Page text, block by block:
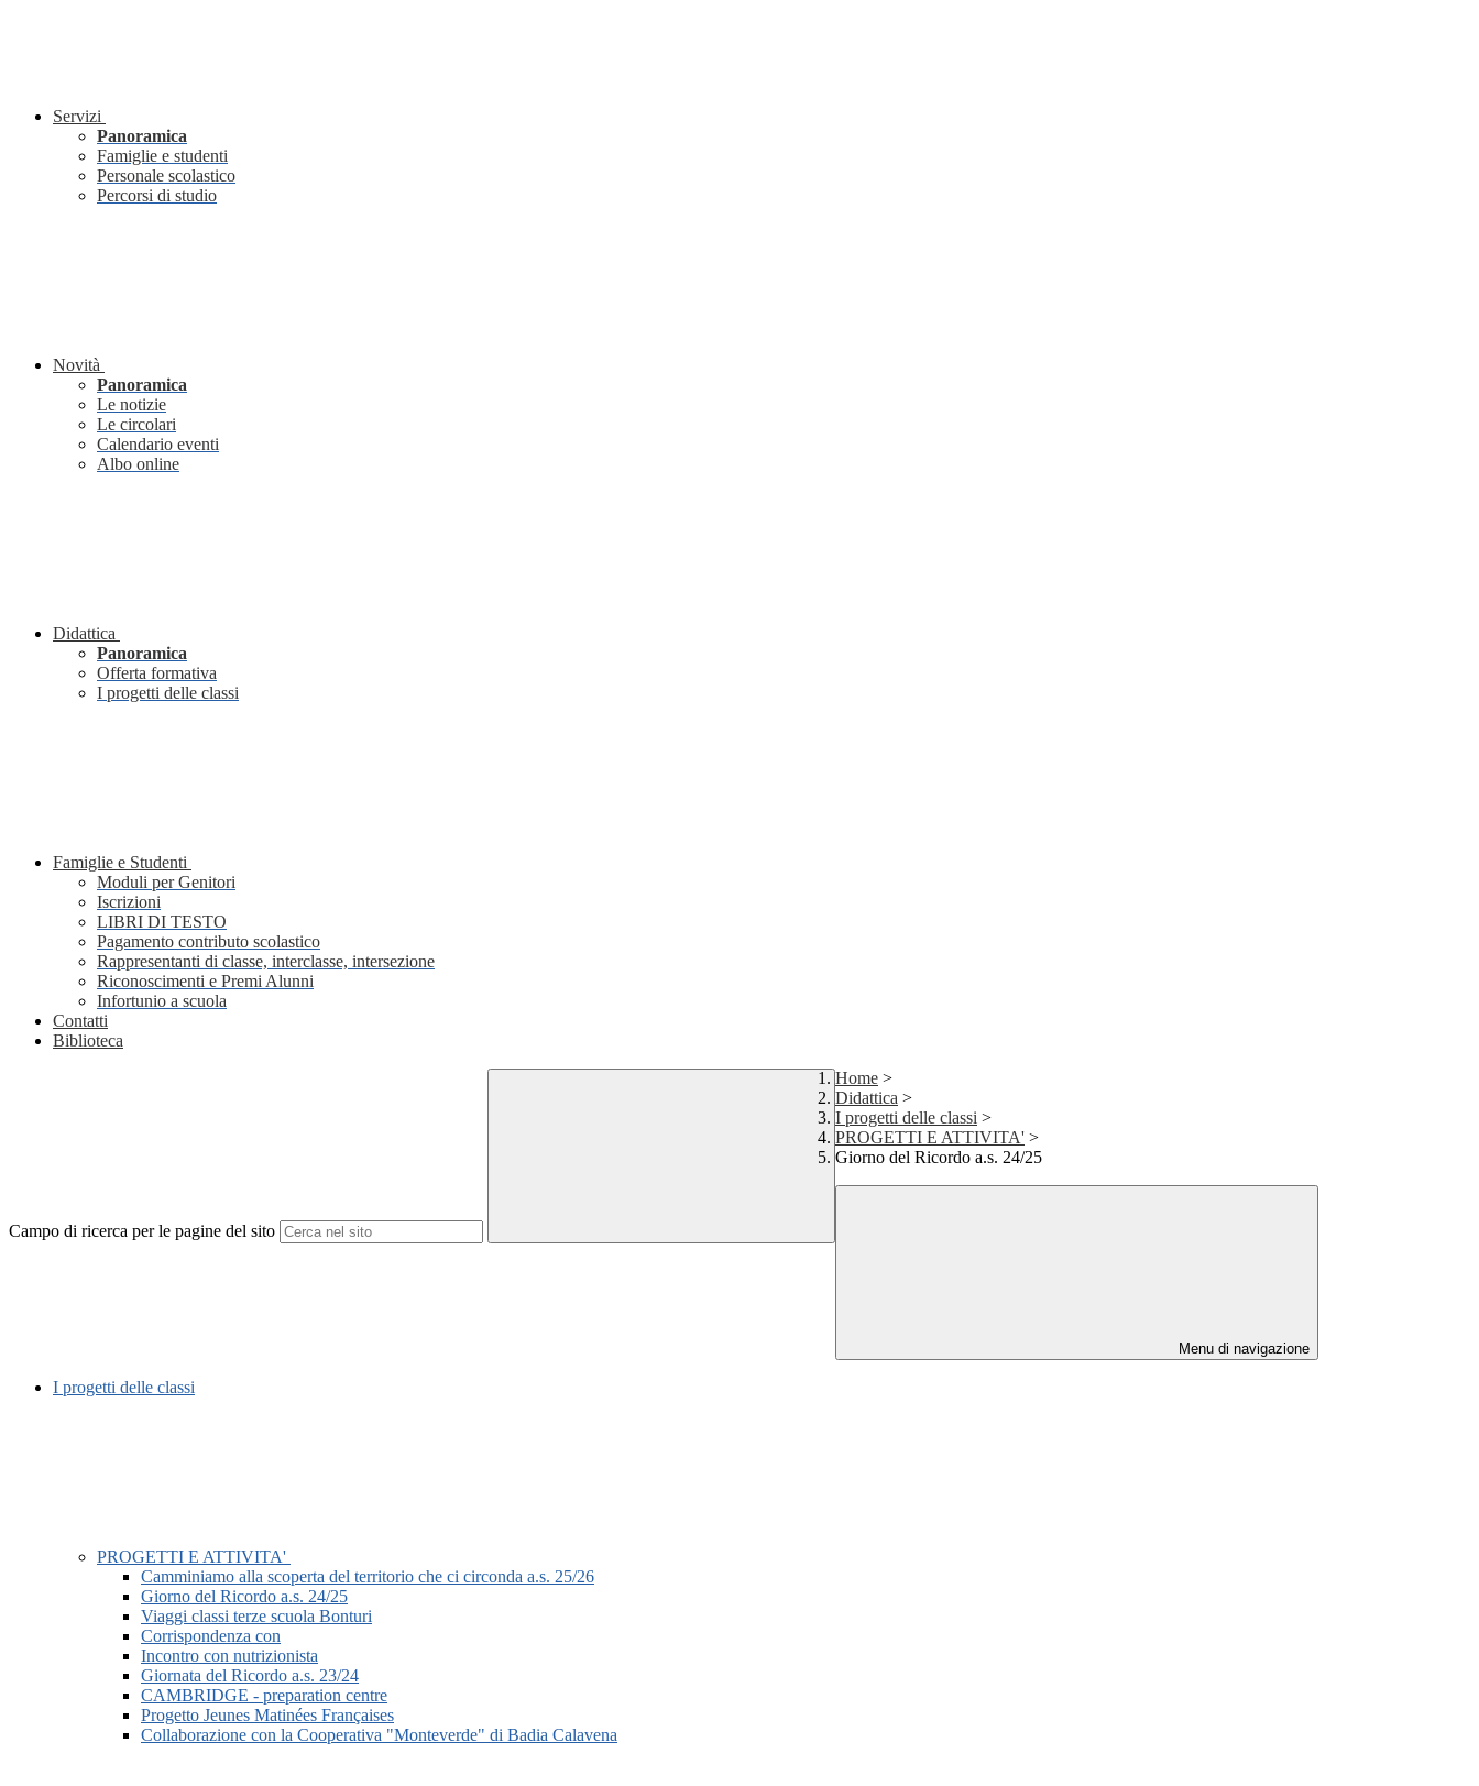
Servizi
Panoramica
Famiglie e studenti
Personale scolastico
Percorsi di studio
Novità
Panoramica
Le notizie
Le circolari
Calendario eventi
Albo online
Didattica
Panoramica
Offerta formativa
I progetti delle classi
Famiglie e Studenti
Moduli per Genitori
Iscrizioni
LIBRI DI TESTO
Pagamento contributo scolastico
Rappresentanti di classe, interclasse, intersezione
Riconoscimenti e Premi Alunni
Infortunio a scuola
Contatti
Biblioteca
Campo di ricerca per le pagine del sito
Home >
Didattica >
I progetti delle classi >
PROGETTI E ATTIVITA' >
Giorno del Ricordo a.s. 24/25
Menu di navigazione
I progetti delle classi
PROGETTI E ATTIVITA'
Camminiamo alla scoperta del territorio che ci circonda a.s. 25/26
Giorno del Ricordo a.s. 24/25
Viaggi classi terze scuola Bonturi
Corrispondenza con
Incontro con nutrizionista
Giornata del Ricordo a.s. 23/24
CAMBRIDGE - preparation centre
Progetto Jeunes Matinées Françaises
Collaborazione con la Cooperativa "Monteverde" di Badia Calavena